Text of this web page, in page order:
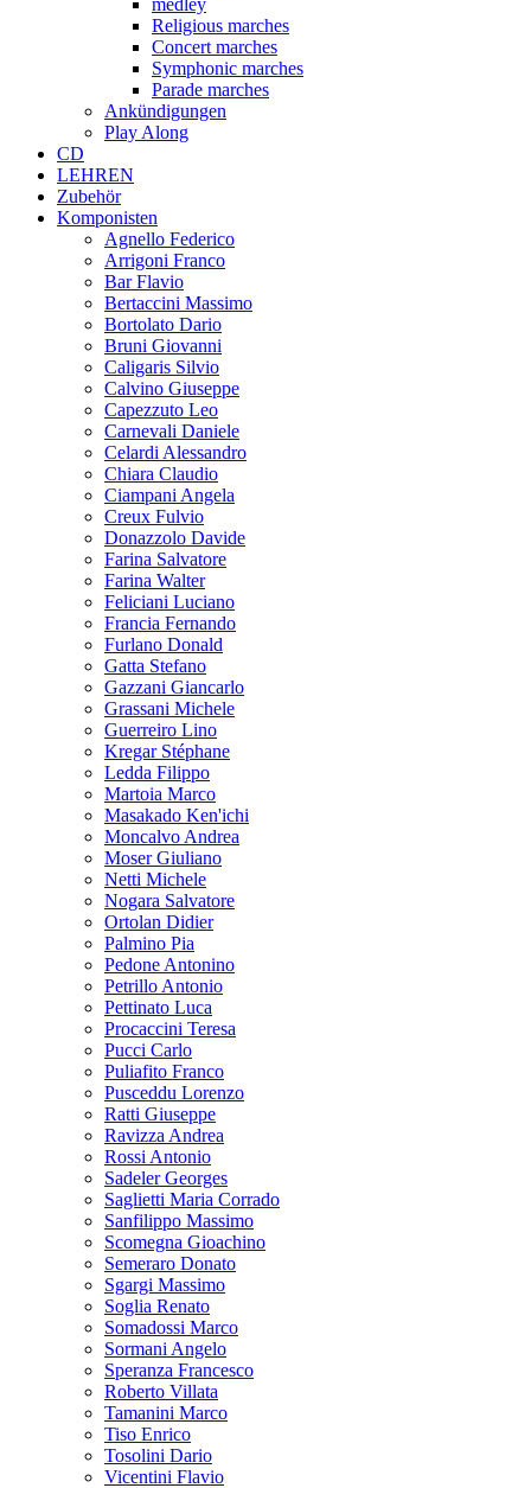
medley
Religious marches
Concert marches
Symphonic marches
Parade marches
Ankündigungen
Play Along
CD
LEHREN
Zubehör
Komponisten
Agnello Federico
Arrigoni Franco
Bar Flavio
Bertaccini Massimo
Bortolato Dario
Bruni Giovanni
Caligaris Silvio
Calvino Giuseppe
Capezzuto Leo
Carnevali Daniele
Celardi Alessandro
Chiara Claudio
Ciampani Angela
Creux Fulvio
Donazzolo Davide
Farina Salvatore
Farina Walter
Feliciani Luciano
Francia Fernando
Furlano Donald
Gatta Stefano
Gazzani Giancarlo
Grassani Michele
Guerreiro Lino
Kregar Stéphane
Ledda Filippo
Martoia Marco
Masakado Ken'ichi
Moncalvo Andrea
Moser Giuliano
Netti Michele
Nogara Salvatore
Ortolan Didier
Palmino Pia
Pedone Antonino
Petrillo Antonio
Pettinato Luca
Procaccini Teresa
Pucci Carlo
Puliafito Franco
Pusceddu Lorenzo
Ratti Giuseppe
Ravizza Andrea
Rossi Antonio
Sadeler Georges
Saglietti Maria Corrado
Sanfilippo Massimo
Scomegna Gioachino
Semeraro Donato
Sgargi Massimo
Soglia Renato
Somadossi Marco
Sormani Angelo
Speranza Francesco
Roberto Villata
Tamanini Marco
Tiso Enrico
Tosolini Dario
Vicentini Flavio